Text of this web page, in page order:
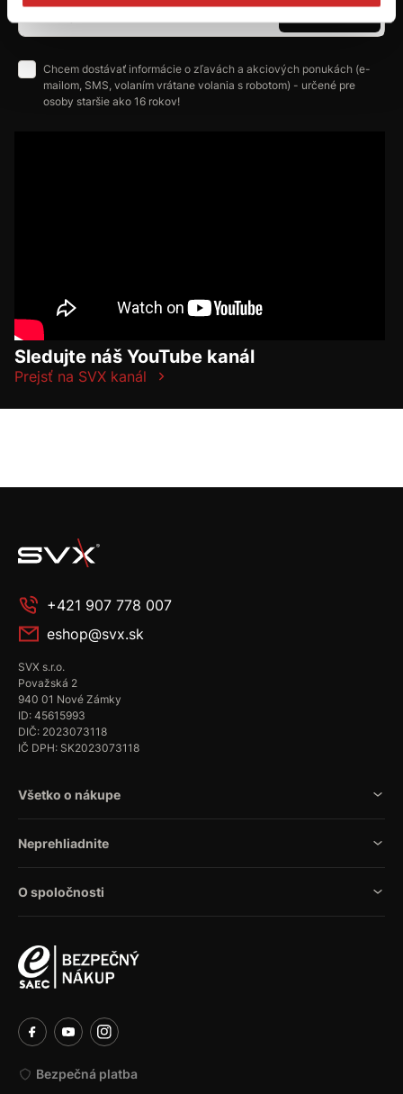
Chcem dostávať informácie o zľavách a akciových ponukách (e-
mailom, SMS, volaním vrátane volania s robotom) - určené pre
osoby staršie ako 16 rokov!
Sledujte náš YouTube kanál
Prejsť na SVX kanál
+421 907 778 007
eshop@svx.sk
SVX s.r.o.
Považská 2
940 01 Nové Zámky
ID: 45615993
DIČ: 2023073118
IČ DPH: SK2023073118
Všetko o nákupe
Neprehliadnite
O spoločnosti
Bezpečná platba